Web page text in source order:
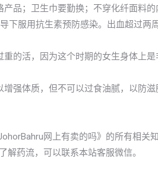
品；卫生巾要勤换；不穿化纤面料的
下服用抗生素预防感染。出血超过
的活，因为这个时期的女生身体上
强体质，但不可以过食油腻，以防滋
网上有卖的吗》的所有相关
解药流，可以联系本站客服微信。